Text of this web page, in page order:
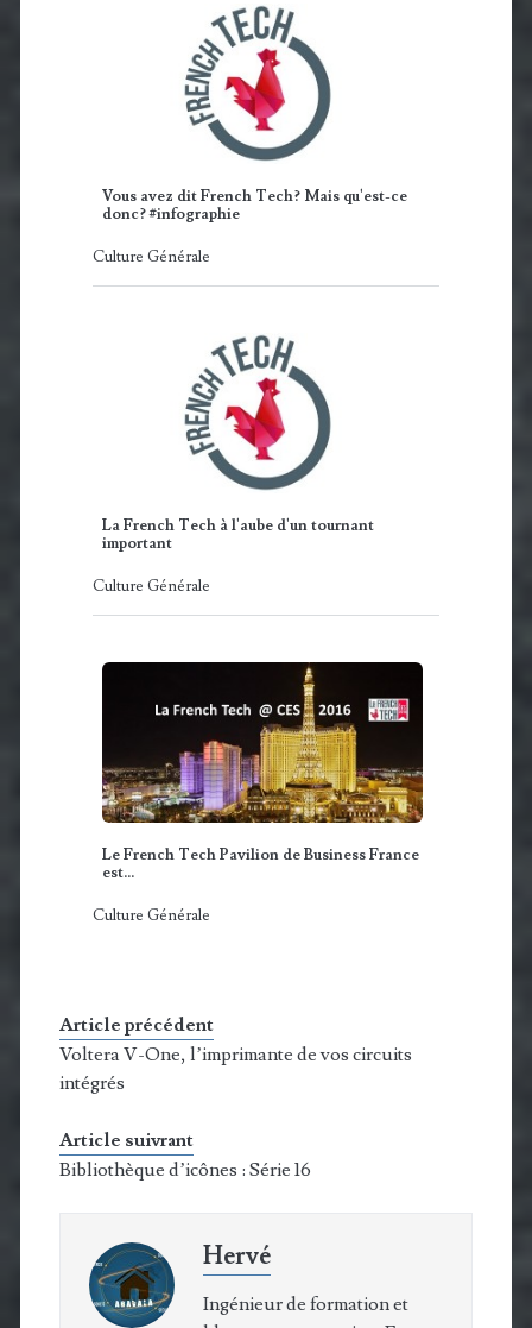
Vous avez dit French Tech? Mais qu'est-ce
donc? #infographie
Culture Générale
La French Tech à l'aube d'un tournant
important
Culture Générale
Le French Tech Pavilion de Business France
est…
Culture Générale
Article précédent
Voltera V-One, l’imprimante de vos circuits
intégrés
Article suivrant
Bibliothèque d’icônes : Série 16
Hervé
Ingénieur de formation et